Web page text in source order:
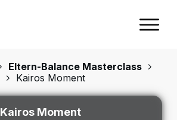
Eltern-Balance Masterclass
Kairos Moment
Kairos Moment